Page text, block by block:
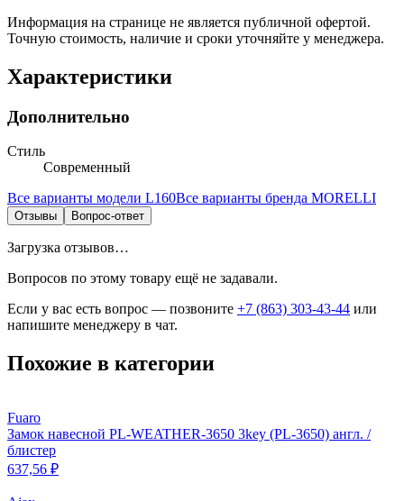
Информация на странице не является публичной офертой.
Точную стоимость, наличие и сроки уточняйте у менеджера.
Характеристики
Дополнительно
Стиль
Современный
Все варианты модели L160Все варианты бренда MORELLI
Отзывы Вопрос-ответ
Загрузка отзывов…
Вопросов по этому товару ещё не задавали.
Если у вас есть вопрос — позвоните +7 (863) 303-43-44 или
напишите менеджеру в чат.
Похожие в категории
Fuaro
Замок навесной PL-WEATHER-3650 3key (PL-3650) англ. /
блистер
637,56 ₽